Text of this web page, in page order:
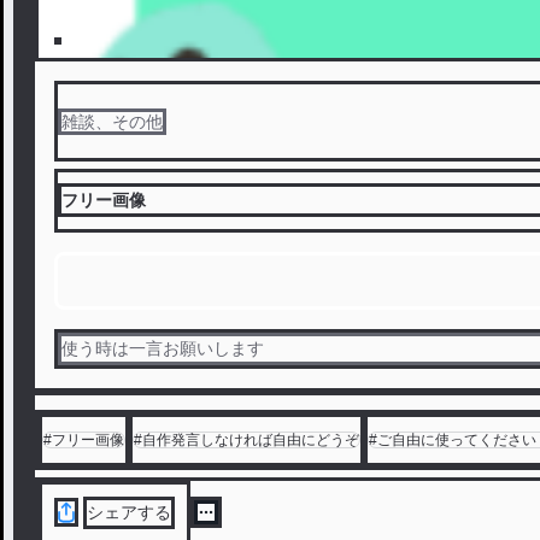
雑談、その他
フリー画像
使う時は一言お願いします
#フリー画像 #自作発言しなければ自由にどうぞ #ご自由に使ってください
シェアする